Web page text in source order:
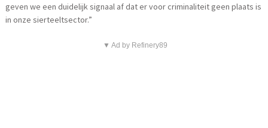
geven we een duidelijk signaal af dat er voor criminaliteit geen plaats is
in onze sierteeltsector.”
▼ Ad by Refinery89